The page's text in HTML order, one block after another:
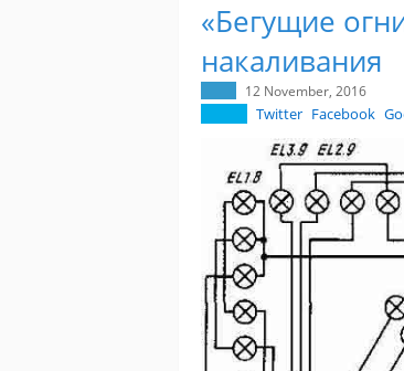
«Бегущие
накаливания
12 November, 2016
Twitter Facebook